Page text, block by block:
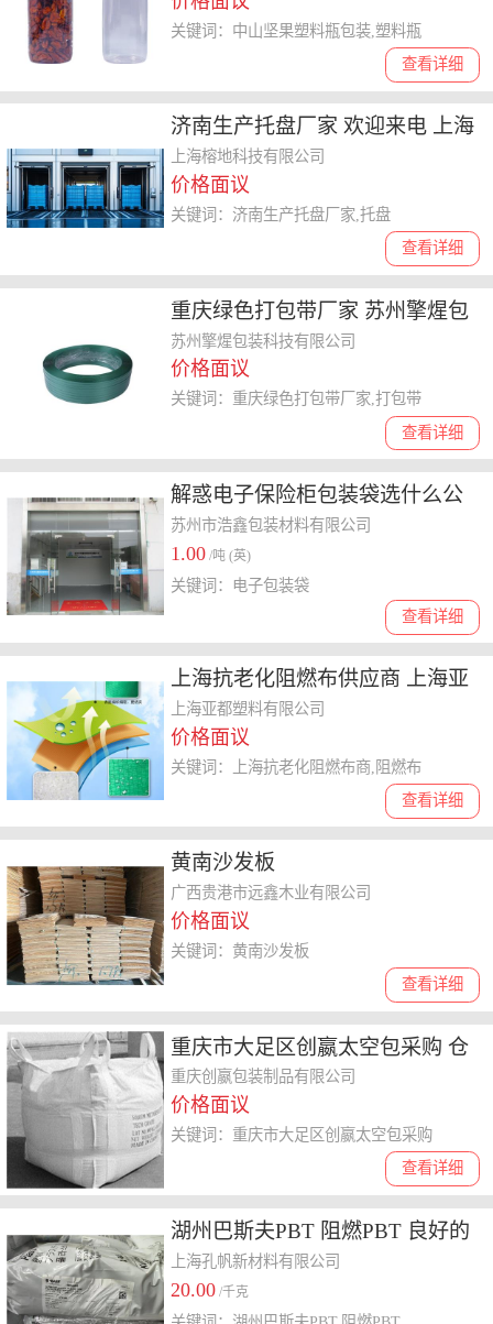
查看详细
关键词：中山坚果塑料瓶包装,塑料瓶
济南生产托盘厂家 欢迎来电 上海
榕地科技供应
上海榕地科技有限公司
价格面议
查看详细
关键词：济南生产托盘厂家,托盘
重庆绿色打包带厂家 苏州擎煋包
装科技供应
苏州擎煋包装科技有限公司
价格面议
查看详细
关键词：重庆绿色打包带厂家,打包带
解惑电子保险柜包装袋选什么公
司，优质之选大揭秘
苏州市浩鑫包装材料有限公司
1.00 /吨 (英)
查看详细
关键词：电子包装袋
上海抗老化阻燃布供应商 上海亚
都塑料供应
上海亚都塑料有限公司
价格面议
查看详细
关键词：上海抗老化阻燃布商,阻燃布
黄南沙发板
广西贵港市远鑫木业有限公司
价格面议
查看详细
关键词：黄南沙发板
重庆市大足区创嬴太空包采购 仓
储太空包
重庆创嬴包装制品有限公司
价格面议
查看详细
关键词：重庆市大足区创嬴太空包采购
湖州巴斯夫PBT 阻燃PBT 良好的
热抗老化 具自息性
上海孔帆新材料有限公司
20.00 /千克